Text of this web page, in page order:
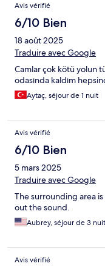
Avis vérifié
6/10 Bien
18 août 2025
Traduire avec Google
Camlar çok kötü yolun
odasında kaldım
Aytaç, séjour de 1 nuit
Avis vérifié
6/10 Bien
5 mars 2025
Traduire avec Google
The surrounding area
out the sound.
Aubrey, séjour de 3
Avis vérifié